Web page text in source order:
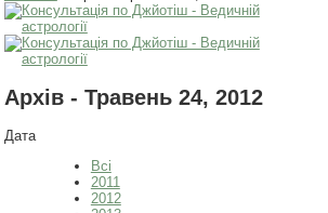
Архів - Травень 24, 2012
Дата
Всі
2011
2012